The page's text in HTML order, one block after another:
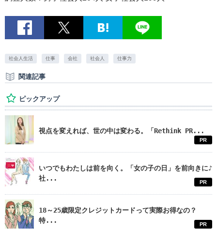
社会人生活 仕事 会社 社会人 仕事力
関連記事
ピックアップ
視点を変えれば、世の中は変わる。「Rethink PR...
PR
いつでもわたしは前を向く。「女の子の日」を前向きに♪
社...
PR
18～25歳限定クレジットカードって実際お得なの？
特...
PR